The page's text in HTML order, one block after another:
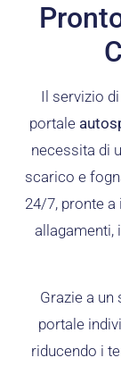
Il servizio
portale
necessita di
scarico e
24/7, pronte
allagamenti,
Grazie a un
portale
riducendo i